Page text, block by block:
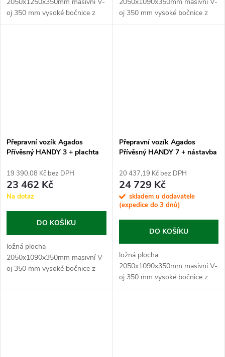
2050x1250x350mm masivní V-
oj 350 mm vysoké bočnice z
plechu s...
2050x1090x350mm masivní V-
oj 350 mm vysoké bočnice z
plechu s...
Přepravní vozík Agados
Přívěsný HANDY 3 + plachta
19 390,08 Kč bez DPH
23 462 Kč
Na dotaz
DO KOŠÍKU
ložná plocha
2050x1090x350mm masivní V-
oj 350 mm vysoké bočnice z
Přepravní vozík Agados
Přívěsný HANDY 7 + nástavba
op.kolečko
20 437,19 Kč bez DPH
24 729 Kč
skladem u dodavatele
(expedice do 3 dnů)
DO KOŠÍKU
ložná plocha
2050x1090x350mm masivní V-
oj 350 mm vysoké bočnice z
plechu s...